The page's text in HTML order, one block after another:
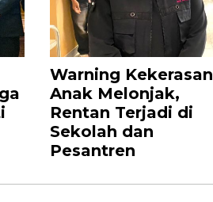
Warning Kekerasan
Anak Melonjak,
Rentan Terjadi di
Sekolah dan
Pesantren